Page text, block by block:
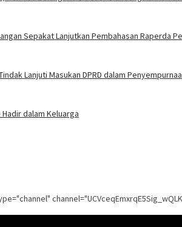
Sepakat Lanjutkan Pembahasan Raperda
Lanjuti Masukan DPRD dalam
Hadir dalam Keluarga